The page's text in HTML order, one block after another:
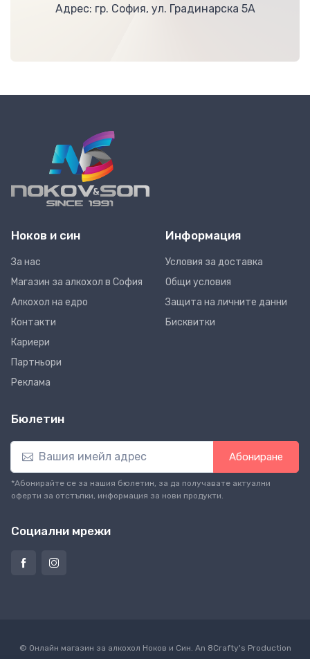
Адрес: гр. София, ул. Градинарска 5А
Ноков и син
За нас
Магазин за алкохол в София
Алкохол на едро
Контакти
Кариери
Партньори
Реклама
Информация
Условия за доставка
Общи условия
Защита на личните данни
Бисквитки
Бюлетин
Абониране
*Абонирайте се за нашия бюлетин, за да получавате актуални
оферти за отстъпки, информация за нови продукти.
Социални мрежи
© Онлайн магазин за алкохол Ноков и Син. An 8Crafty's Production